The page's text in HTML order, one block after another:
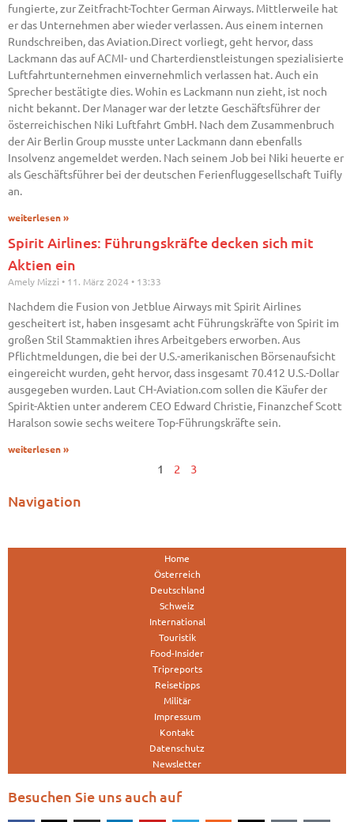
fungierte, zur Zeitfracht-Tochter German Airways. Mittlerweile hat
er das Unternehmen aber wieder verlassen. Aus einem internen
Rundschreiben, das Aviation.Direct vorliegt, geht hervor, dass
Lackmann das auf ACMI- und Charterdienstleistungen spezialisierte
Luftfahrtunternehmen einvernehmlich verlassen hat. Auch ein
Sprecher bestätigte dies. Wohin es Lackmann nun zieht, ist noch
nicht bekannt. Der Manager war der letzte Geschäftsführer der
österreichischen Niki Luftfahrt GmbH. Nach dem Zusammenbruch
der Air Berlin Group musste unter Lackmann dann ebenfalls
Insolvenz angemeldet werden. Nach seinem Job bei Niki heuerte er
als Geschäftsführer bei der deutschen Ferienfluggesellschaft Tuifly
an.
weiterlesen »
Spirit Airlines: Führungskräfte decken sich mit
Aktien ein
Amely Mizzi 11. März 2024 13:33
Nachdem die Fusion von Jetblue Airways mit Spirit Airlines
gescheitert ist, haben insgesamt acht Führungskräfte von Spirit im
großen Stil Stammaktien ihres Arbeitgebers erworben. Aus
Pflichtmeldungen, die bei der U.S.-amerikanischen Börsenaufsicht
eingereicht wurden, geht hervor, dass insgesamt 70.412 U.S.-Dollar
ausgegeben wurden. Laut CH-Aviation.com sollen die Käufer der
Spirit-Aktien unter anderem CEO Edward Christie, Finanzchef Scott
Haralson sowie sechs weitere Top-Führungskräfte sein.
weiterlesen »
1 2 3
Navigation
Home
Österreich
Deutschland
Schweiz
International
Touristik
Food-Insider
Tripreports
Reisetipps
Militär
Impressum
Kontakt
Datenschutz
Newsletter
Besuchen Sie uns auch auf